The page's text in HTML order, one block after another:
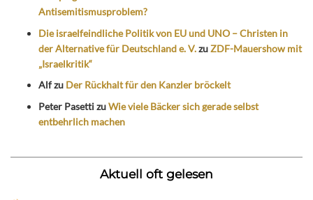
Antisemitismusproblem?
Die israelfeindliche Politik von EU und UNO – Christen in
der Alternative für Deutschland e. V.zuZDF-Mauershow mit
„Israelkritik“
Alfzu Der Rückhalt für den Kanzler bröckelt
Peter PasettizuWie viele Bäcker sich gerade selbst
entbehrlich machen
Aktuell oft gelesen